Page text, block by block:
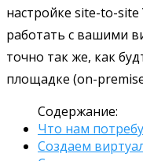
настройке site-to-
работать с вашими
точно так же, как
площадке (on-
Содержание:
Что нам
Создаем